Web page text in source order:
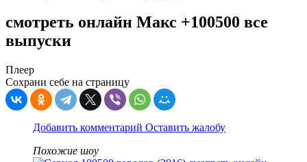
смотреть онлайн Макс +100500 все
выпуски
Плеер
Сохрани себе на страницу
Добавить комментарий Оставить жалобу
Похожие шоу